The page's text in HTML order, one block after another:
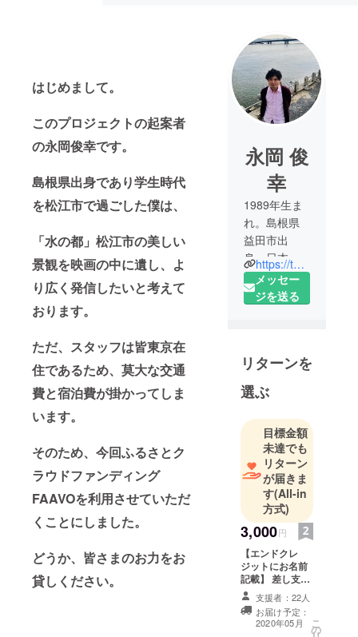
はじめまして。
このプロジェクトの起案者
の永岡俊幸です。
島根県出身であり学生時代
を松江市で過ごした僕は、
「水の都」松江市の美しい
景観を映画の中に遺し、よ
り広く発信したいと考えて
おります。
ただ、スタッフは皆東京在
住であるため、莫大な交通
費と宿泊費が掛かってしま
います。
そのため、今回ふるさとク
ラウドファンディング
FAAVOを利用させていただ
くことにしました。
どうか、皆さまのお力をお
貸しください。
永岡 俊
幸
1989年生ま
れ。島根県
益田市出
身。日本映
画学校(現：
日本映画大
活動。現在
は会社員を
しながら短
編映画を制
作してい
る。2016年
中編『グッ
バイ・アリ
サカ』を監
督。うえだ
城下町映画
祭、高円寺
アン ノウン
シアターで
上映。 2017
年短編
https://twitter.com/Route_Nine_r
メッセー
ジを送る
リターンを
選ぶ
目標金額
未達でも
リターン
が届きま
す(All-in
方式)
3,000円
【エンドクレ
ジットにお名前
記載】 差し支え
なければ本編最
後に流れるエン
ドクレジットに
お名前を掲載さ
支援者：22人
お届け予定：
2020年05月
こ
の